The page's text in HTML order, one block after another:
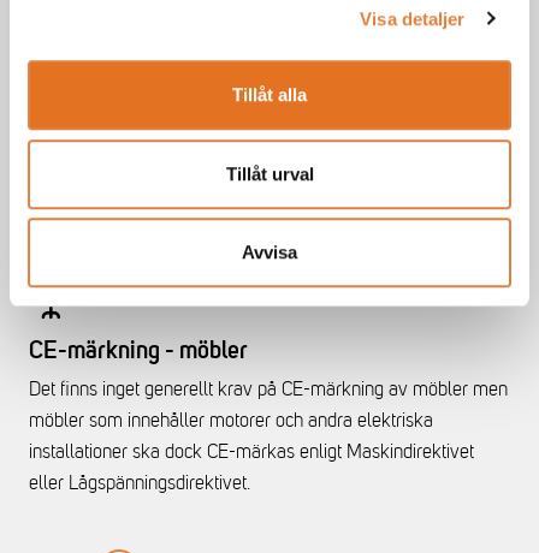
Visa detaljer
Tillåt alla
Tillåt urval
Avvisa
Fönster och ytterdörrar omfattas av den harmoniserade
CE-märkning - möbler
Det finns inget generellt krav på CE-märkning av möbler men
möbler som innehåller motorer och andra elektriska
installationer ska dock CE-märkas enligt Maskindirektivet
eller Lågspänningsdirektivet.